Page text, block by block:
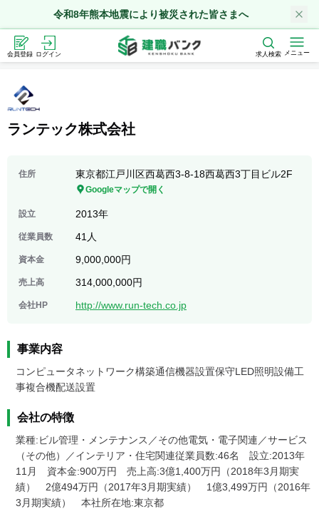
令和8年熊本地震により被災された皆さまへ
会員登録 ログイン 求人検索 メニュー
ランテック株式会社
住所 東京都江戸川区西葛西3-8-18西葛西3丁目ビル2F
Googleマップで開く
設立 2013年
従業員数 41人
資本金 9,000,000円
売上高 314,000,000円
会社HP http://www.run-tech.co.jp
事業内容
コンピュータネットワーク構築通信機器設置保守LED照明設備工
事複合機配送設置
会社の特徴
業種:ビル管理・メンテナンス／その他電気・電子関連／サービス
（その他）／インテリア・住宅関連従業員数:46名　設立:2013年
11月　資本金:900万円　売上高:3億1,400万円（2018年3月期実
績）　2億494万円（2017年3月期実績）　1億3,499万円（2016年
3月期実績）　本社所在地:東京都